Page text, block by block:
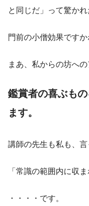
と同じだ」って驚か
門前の小僧効果ですか
まあ、私からの坊へ
鑑賞者の喜ぶも
ます。
講師の先生も私も、言
「常識の範囲内に収ま
・・・・です。